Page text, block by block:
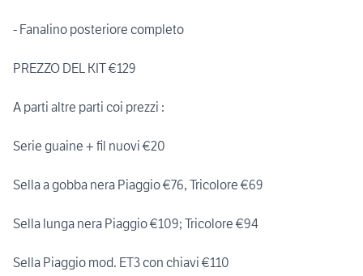
- Fanalino posteriore completo
PREZZO DEL KIT €129
A parti altre parti coi prezzi :
Serie guaine + fil nuovi €20
Sella a gobba nera Piaggio €76, Tricolore €69
Sella lunga nera Piaggio €109; Tricolore €94
Sella Piaggio mod. ET3 con chiavi €110